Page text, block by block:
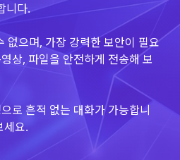
니다.
없으며, 가장 강력한 보안이 필요
상, 파일을 안전하게 전송해 보
으로 흔적 없는 대화가 가능합니
세요.